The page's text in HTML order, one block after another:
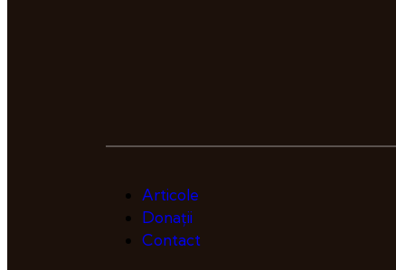
Articole
Donații
Contact